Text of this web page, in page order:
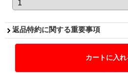
返品特約に関する重要事項